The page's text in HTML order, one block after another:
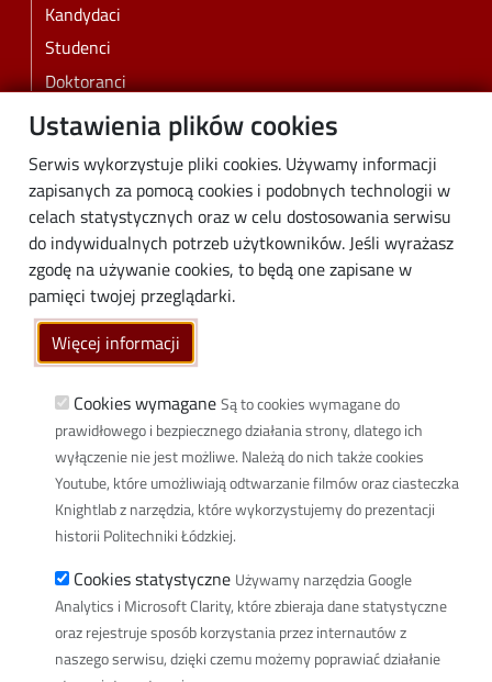
Ustawienia plików cookies
Serwis wykorzystuje pliki cookies. Używamy informacji
zapisanych za pomocą cookies i podobnych technologii w
celach statystycznych oraz w celu dostosowania serwisu
do indywidualnych potrzeb użytkowników. Jeśli wyrażasz
zgodę na używanie cookies, to będą one zapisane w
pamięci twojej przeglądarki.
Więcej informacji
Cookies wymagane Są to cookies wymagane do
prawidłowego i bezpiecznego działania strony, dlatego ich
wyłączenie nie jest możliwe. Należą do nich także cookies
Youtube, które umożliwiają odtwarzanie filmów oraz ciasteczka
Knightlab z narzędzia, które wykorzystujemy do prezentacji
historii Politechniki Łódzkiej.
Cookies statystyczne Używamy narzędzia Google
Analytics i Microsoft Clarity, które zbieraja dane statystyczne
oraz rejestruje sposób korzystania przez internautów z
naszego serwisu, dzięki czemu możemy poprawiać działanie
Kandydaci
Studenci
Doktoranci
Pracownicy
Biznes
Media
Społeczność lokalna
Linki
Wikamp
Poczta elektroniczna
Biblioteka PŁ
Dyscypliny naukowe w PŁ
Inicjatywa Doskonałości Uczelnia Badawcza
BIP
Klauzula RODO
Polityka prywatności
Deklaracja dostępności cyfrowej
Informacja o PŁ w Polskim Języku Migowym
Newsletter